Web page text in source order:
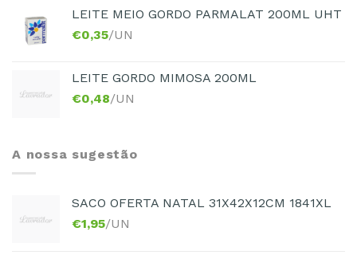
LEITE MEIO GORDO PARMALAT 200ML UHT
€0,35/UN
LEITE GORDO MIMOSA 200ML
€0,48/UN
A nossa sugestão
SACO OFERTA NATAL 31X42X12CM 1841XL
€1,95/UN